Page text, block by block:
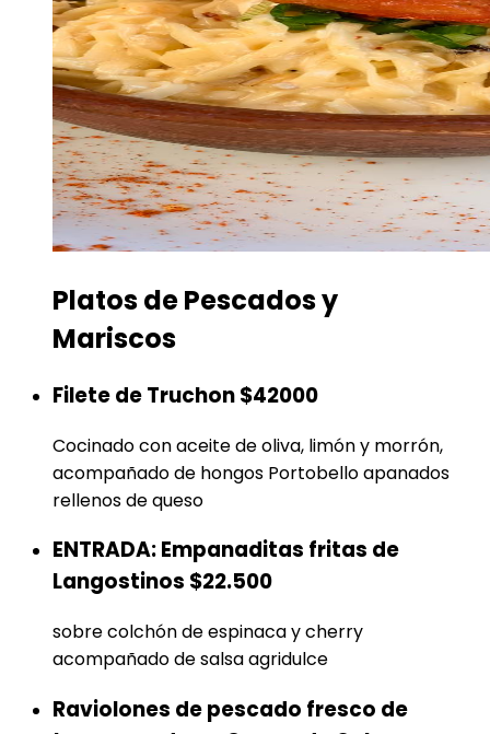
Platos de Pescados y
Mariscos
Filete de Truchon$42000
Cocinado con aceite de oliva, limón y morrón,
acompañado de hongos Portobello apanados
rellenos de queso
ENTRADA: Empanaditas fritas de
Langostinos $22.500
sobre colchón de espinaca y cherry
acompañado de salsa agridulce
Raviolones de pescado fresco de